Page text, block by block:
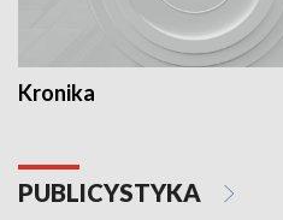
Kronika
PUBLICYSTYKA